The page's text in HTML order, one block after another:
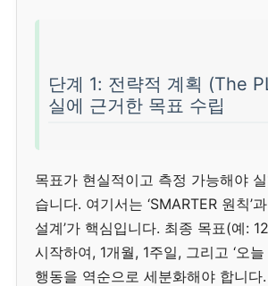
단계 1: 전략적 계획 (The
실에 근거한 목표 수립
목표가 현실적이고 측정 가능해야
습니다. 여기서는 ‘SMARTER 원칙’
설계’가 핵심입니다. 최종 목표(예:
시작하여, 1개월, 1주일, 그리고 ‘오
행동을 역순으로 세분화해야 합니다.